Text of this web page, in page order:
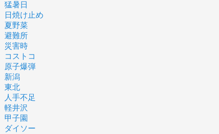
猛暑日
日焼け止め
夏野菜
避難所
災害時
コストコ
原子爆弾
新潟
東北
人手不足
軽井沢
甲子園
ダイソー